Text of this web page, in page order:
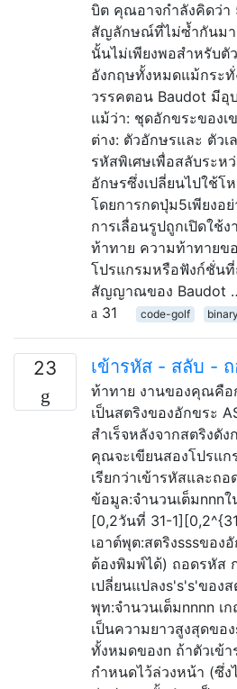
บิต คุณอาจกำลังคิดว่า
สัญลักษณ์ที่ไม่ซ้ำกันมา
นั้นไม่เพียงพอสำหรับตั
อังกฤษทั้งหมดแม้กระทั่
วรรคตอน Baudot มีอุ
แม้ว่า: ชุดอักขระของเ
ต่าง: ตัวอักษรและ ตัว
รหัสพิเศษเพื่อสลับระห
อักษรซึ่งเปลี่ยนไปใช้โ
โดยการกดปุ่ม5เพียงอ
การเลื่อนรูปถูกเปิดใช้
ท้าทาย ความท้าทายข
โปรแกรมหรือฟังก์ชั่น
สัญญาณของ Baudot
31
code-golf binary
23 เข้ารหัส - สลับ -
ท้าทาย งานของคุณคือ
เป็นสตริงของอักขระ
สำเร็จหลังจากสตริงดั
คุณจะเขียนสองโปรแ
เรียกว่าเข้ารหัสและถ
ข้อมูล:จำนวนเต็มnnn
[0,2วันที่ 31-
เอาต์พุต:สตริงsssของ
ต้องพิมพ์ได้) ถอดรหัส
เปลี่ยนแปลงs's's'ของส
พุท:จำนวนเต็มnnnn
เป็นความยาวสูงสุดขอ
ทั้งหมดของn ถ้าตัวเข้
กำหนดไว้ล่วงหน้า (ซึ่